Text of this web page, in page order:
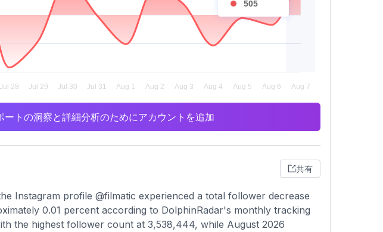
505
トの洞察と詳細分析のためにアカウントを追加
共有
Instagram profile @filmatic experienced a total follower decrease
0.01 percent according to DolphinRadar's monthly tracking
the highest follower count at 3,538,444, while August 2026